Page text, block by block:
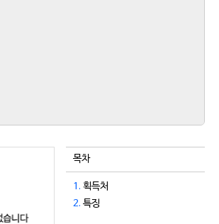
목차
1. 획득처
2. 특징